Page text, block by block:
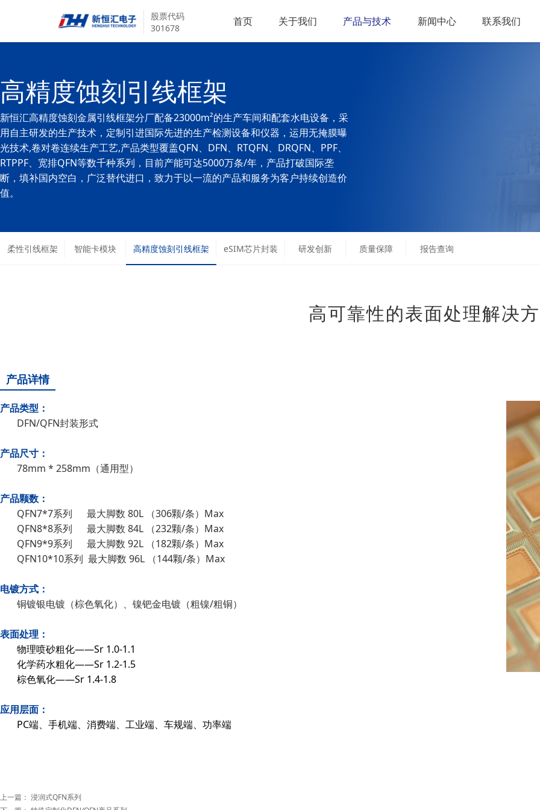
股票代码
301678
首页 关于我们 产品与技术 新闻中心 联系我们
高精度蚀刻引线框架
新恒汇高精度蚀刻金属引线框架分厂配备23000m²的生产车间和配套水电设备，采
用自主研发的生产技术，定制引进国际先进的生产检测设备和仪器，运用无掩膜曝
光技术,卷对卷连续生产工艺,产品类型覆盖QFN、DFN、RTQFN、DRQFN、PPF、
RTPPF、宽排QFN等数千种系列，目前产能可达5000万条/年，产品打破国际垄
断，填补国内空白，广泛替代进口，致力于以一流的产品和服务为客户持续创造价
值。
柔性引线框架 智能卡模块 高精度蚀刻引线框架 eSIM芯片封装 研发创新 质量保障 报告查询
高可靠性的表面处理解决
产品详情
产品类型：
DFN/QFN封装形式
产品尺寸：
78mm * 258mm（通用型）
产品颗数：
QFN7*7系列 最大脚数 80L （306颗/条）Max
QFN8*8系列 最大脚数 84L （232颗/条）Max
QFN9*9系列 最大脚数 92L （182颗/条）Max
QFN10*10系列 最大脚数 96L （144颗/条）Max
电镀方式：
铜镀银电镀（棕色氧化）、镍钯金电镀（粗镍/粗铜）
表面处理：
物理喷砂粗化——Sr 1.0-1.1
化学药水粗化——Sr 1.2-1.5
棕色氧化——Sr 1.4-1.8
应用层面：
PC端、手机端、消费端、工业端、车规端、功率端
上一篇： 浸润式QFN系列